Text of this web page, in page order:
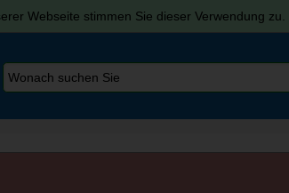
Webseite stimmen Sie dieser Verwendung zu.